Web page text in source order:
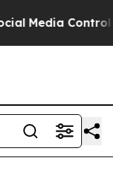
Controls for